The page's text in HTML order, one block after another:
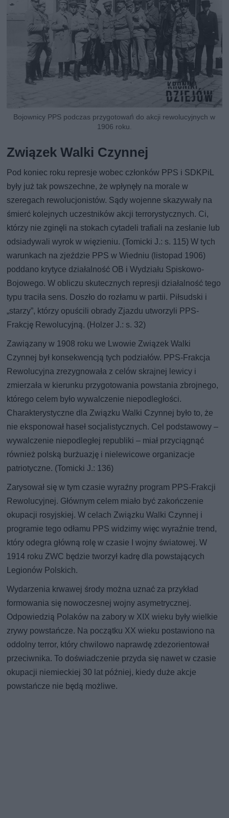
Bojownicy PPS podczas przygotowań do akcji rewolucyjnych w
1906 roku.
Związek Walki Czynnej
Pod koniec roku represje wobec członków PPS i SDKPiL
były już tak powszechne, że wpłynęły na morale w
szeregach rewolucjonistów. Sądy wojenne skazywały na
śmierć kolejnych uczestników akcji terrorystycznych. Ci,
którzy nie zginęli na stokach cytadeli trafiali na zesłanie lub
odsiadywali wyrok w więzieniu. (Tomicki J.: s. 115) W tych
warunkach na zjeździe PPS w Wiedniu (listopad 1906)
poddano krytyce działalność OB i Wydziału Spiskowo-
Bojowego. W obliczu skutecznych represji działalność tego
typu traciła sens. Doszło do rozłamu w partii. Piłsudski i
„starzy”, którzy opuścili obrady Zjazdu utworzyli PPS-
Frakcję Rewolucyjną. (Holzer J.: s. 32)
Zawiązany w 1908 roku we Lwowie Związek Walki
Czynnej był konsekwencją tych podziałów. PPS-Frakcja
Rewolucyjna zrezygnowała z celów skrajnej lewicy i
zmierzała w kierunku przygotowania powstania zbrojnego,
którego celem było wywalczenie niepodległości.
Charakterystyczne dla Związku Walki Czynnej było to, że
nie eksponował haseł socjalistycznych. Cel podstawowy –
wywalczenie niepodległej republiki – miał przyciągnąć
również polską burżuazję i nielewicowe organizacje
patriotyczne. (Tomicki J.: 136)
Zarysował się w tym czasie wyraźny program PPS-Frakcji
Rewolucyjnej. Głównym celem miało być zakończenie
okupacji rosyjskiej. W celach Związku Walki Czynnej i
programie tego odłamu PPS widzimy więc wyraźnie trend,
który odegra główną rolę w czasie I wojny światowej. W
1914 roku ZWC będzie tworzył kadrę dla powstających
Legionów Polskich.
Wydarzenia krwawej środy można uznać za przykład
formowania się nowoczesnej wojny asymetrycznej.
Odpowiedzią Polaków na zabory w XIX wieku były wielkie
zrywy powstańcze. Na początku XX wieku postawiono na
oddolny terror, który chwilowo naprawdę zdezorientował
przeciwnika. To doświadczenie przyda się nawet w czasie
okupacji niemieckiej 30 lat później, kiedy duże akcje
powstańcze nie będą możliwe.